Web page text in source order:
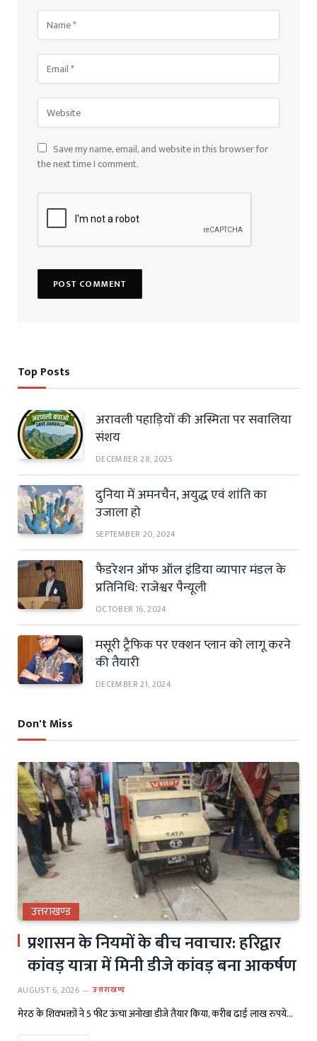
Save my name, email, and website in this browser for
the next time I comment.
Top Posts
अरावली पहाड़ियों की अस्मिता पर सवालिया
संशय
DECEMBER 28, 2025
दुनिया में अमनचैन, अयुद्ध एवं शांति का
उजाला हो
SEPTEMBER 20, 2024
फैडरेशन ऑफ ऑल इंडिया व्यापार मंडल के
प्रतिनिधि: राजेश्वर पैन्यूली
OCTOBER 16, 2024
मसूरी ट्रैफिक पर एक्शन प्लान को लागू करने
की तैयारी
DECEMBER 21, 2024
Don't Miss
उत्तराखण्ड
प्रशासन के नियमों के बीच नवाचार: हरिद्वार
कांवड़ यात्रा में मिनी डीजे कांवड़ बना आकर्षण
AUGUST 6, 2026 उत्तराखण्ड
मेरठ के शिवभक्तों ने 5 फीट ऊंचा अनोखा डीजे तैयार किया, करीब ढाई लाख रुपये…